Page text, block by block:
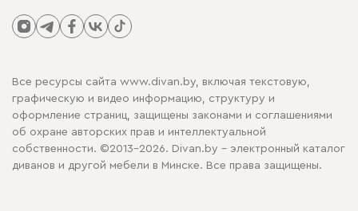
Все ресурсы сайта www.divan.by, включая текстовую,
графическую и видео информацию, структуру и
оформление страниц, защищены законами и соглашениями
об охране авторских прав и интеллектуальной
собственности. ©2013-2026. Divan.by - электронный каталог
диванов и другой мебели в Минске. Все права защищены.